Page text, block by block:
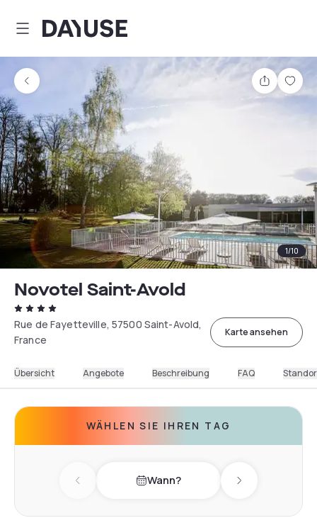
Dayuse
Teilen
1/10
Novotel Saint-Avold
Rue de Fayetteville, 57500 Saint-Avold,
France
Karte ansehen
Übersicht Angebote Beschreibung FAQ
WÄHLEN SIE IHREN TAG
Previous day Wann? Next day